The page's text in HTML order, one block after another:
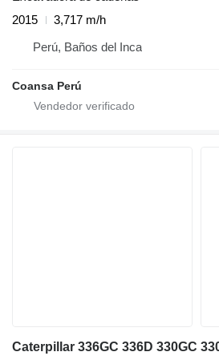
2015
3,717 m/h
Perú, Baños del Inca
Coansa Perú
Caterpillar 336GC 336D 330GC